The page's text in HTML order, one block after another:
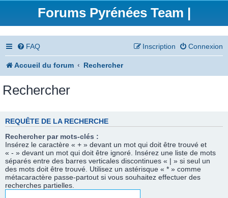
Forums Pyrénées Team |
FAQ Connexion
Inscription
Accueil du forum Rechercher
Rechercher
REQUÊTE DE LA RECHERCHE
Rechercher par mots-clés :
Insérez le caractère « + » devant un mot qui doit être trouvé et
« - » devant un mot qui doit être ignoré. Insérez une liste de mots
séparés entre des barres verticales discontinues « | » si seul un
des mots doit être trouvé. Utilisez un astérisque « * » comme
métacaractère passe-partout si vous souhaitez effectuer des
recherches partielles.